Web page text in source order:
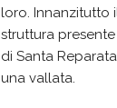
loro. Innanzitutto
struttura
di Santa
una vallata.